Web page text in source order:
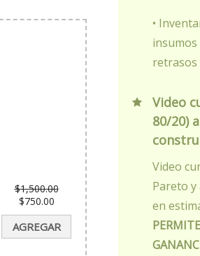
$1,500.00
El
original
era:
$1,500.00.
$750.00
precio
actual
es:
AGREGAR
•
insumos
retrasos
Video
80/20)
Video
Pareto
en